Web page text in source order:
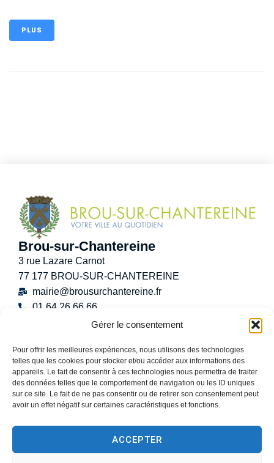
Gérer le consentement
Pour offrir les meilleures expériences, nous utilisons des technologies
telles que les cookies pour stocker et/ou accéder aux informations des
appareils. Le fait de consentir à ces technologies nous permettra de traiter
des données telles que le comportement de navigation ou les ID uniques
sur ce site. Le fait de ne pas consentir ou de retirer son consentement peut
avoir un effet négatif sur certaines caractéristiques et fonctions.
ACCEPTER
PLUS
Brou-sur-Chantereine
3 rue Lazare Carnot
77 177 BROU-SUR-CHANTEREINE
mairie@brousurchantereine.fr
01 64 26 66 66
Lundi :8h30 – 12h
Mardi :8h30 – 12h / 13h30 – 17h30
Mercredi :8h30 -12h30
Jeudi : 8h30 – 12h / 13h30 – 18h30
13h30 – 17h30
Samedi :9h00 – 12h
(Permanence État-Civil uniquement)